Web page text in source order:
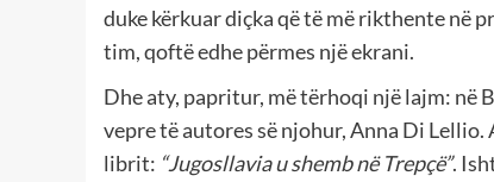
duke kërkuar diçka që të më rikthente në
tim, qoftë edhe përmes një ekrani.
Dhe aty, papritur, më tërhoqi një lajm: në
vepre të autores së njohur, Anna Di
librit: “Jugosllavia u shemb në Trepçë”.